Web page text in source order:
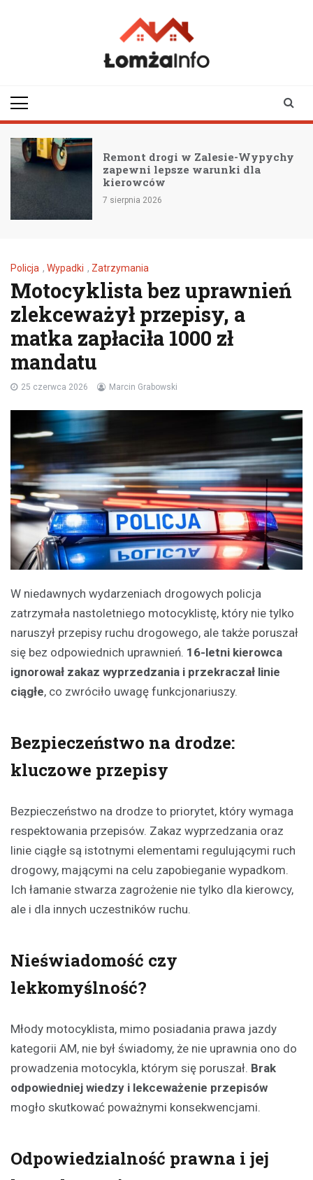
Remont drogi w Zalesie-Wypychy
zapewni lepsze warunki dla
kierowców
7 sierpnia 2026
Policja , Wypadki , Zatrzymania
Motocyklista bez uprawnień
zlekceważył przepisy, a
matka zapłaciła 1000 zł
mandatu
25 czerwca 2026 Marcin Grabowski
W niedawnych wydarzeniach drogowych policja
zatrzymała nastoletniego motocyklistę, który nie tylko
naruszył przepisy ruchu drogowego, ale także poruszał
się bez odpowiednich uprawnień. 16-letni kierowca
ignorował zakaz wyprzedzania i przekraczał linie
ciągłe, co zwróciło uwagę funkcjonariuszy.
Bezpieczeństwo na drodze:
kluczowe przepisy
Bezpieczeństwo na drodze to priorytet, który wymaga
respektowania przepisów. Zakaz wyprzedzania oraz
linie ciągłe są istotnymi elementami regulującymi ruch
drogowy, mającymi na celu zapobieganie wypadkom.
Ich łamanie stwarza zagrożenie nie tylko dla kierowcy,
ale i dla innych uczestników ruchu.
Nieświadomość czy
lekkomyślność?
Młody motocyklista, mimo posiadania prawa jazdy
kategorii AM, nie był świadomy, że nie uprawnia ono do
prowadzenia motocykla, którym się poruszał. Brak
odpowiedniej wiedzy i lekceważenie przepisów
mogło skutkować poważnymi konsekwencjami.
Odpowiedzialność prawna i jej